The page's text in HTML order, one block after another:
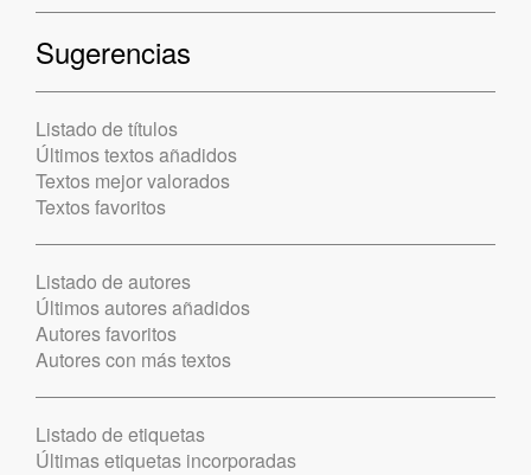
Sugerencias
Listado de títulos
Últimos textos añadidos
Textos mejor valorados
Textos favoritos
Listado de autores
Últimos autores añadidos
Autores favoritos
Autores con más textos
Listado de etiquetas
Últimas etiquetas incorporadas